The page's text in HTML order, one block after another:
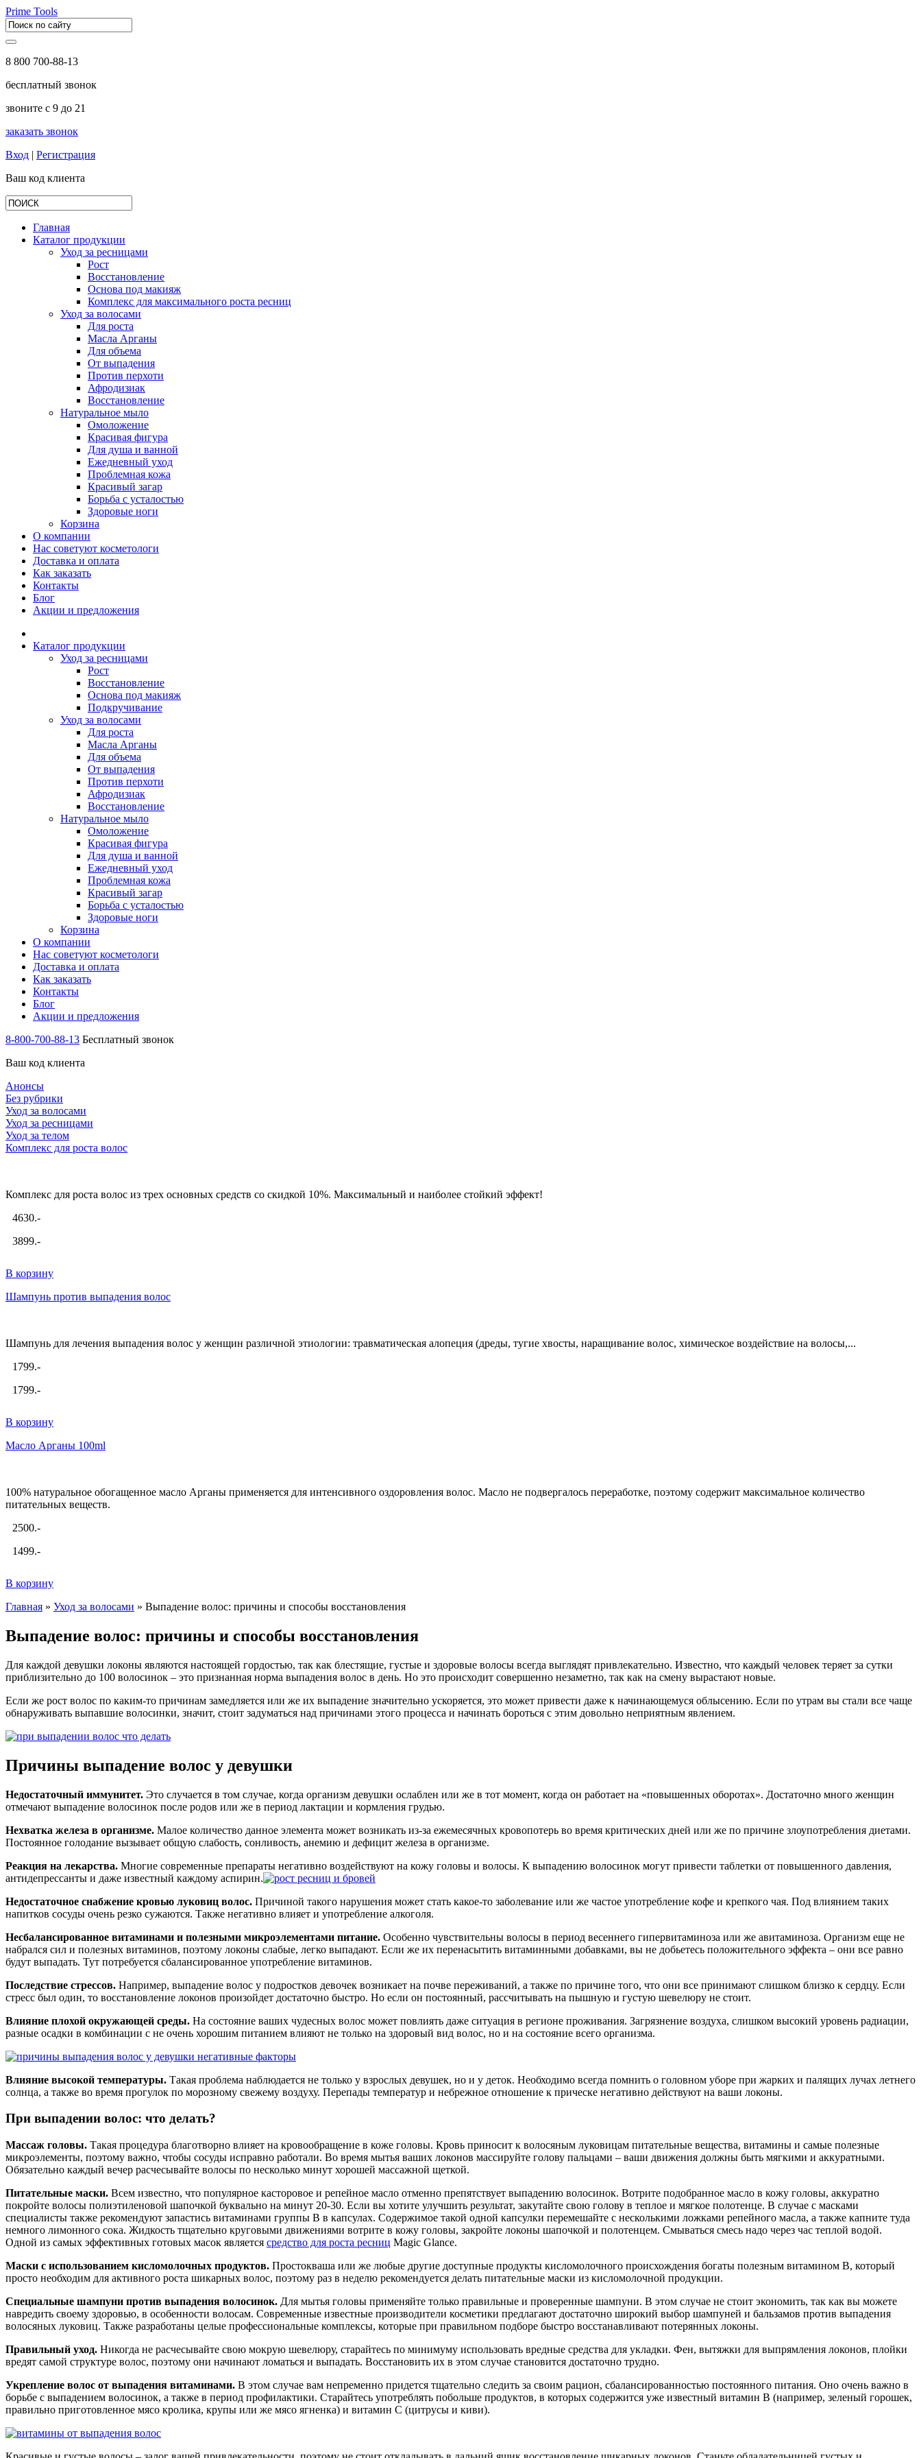
Prime Tools
8 800 700-88-13
бесплатный звонок
звоните с 9 до 21
заказать звонок
Вход | Регистрация
Ваш код клиента
Главная
Каталог продукции
Уход за ресницами
Рост
Восстановление
Основа под макияж
Комплекс для максимального роста ресниц
Уход за волосами
Для роста
Масла Арганы
Для объема
От выпадения
Против перхоти
Афродизиак
Восстановление
Натуральное мыло
Омоложение
Красивая фигура
Для душа и ванной
Ежедневный уход
Проблемная кожа
Красивый загар
Борьба с усталостью
Здоровые ноги
Корзина
О компании
Нас советуют косметологи
Доставка и оплата
Как заказать
Контакты
Блог
Акции и предложения
Каталог продукции
Уход за ресницами
Рост
Восстановление
Основа под макияж
Подкручивание
Уход за волосами
Для роста
Масла Арганы
Для объема
От выпадения
Против перхоти
Афродизиак
Восстановление
Натуральное мыло
Омоложение
Красивая фигура
Для душа и ванной
Ежедневный уход
Проблемная кожа
Красивый загар
Борьба с усталостью
Здоровые ноги
Корзина
О компании
Нас советуют косметологи
Доставка и оплата
Как заказать
Контакты
Блог
Акции и предложения
8-800-700-88-13 Бесплатный звонок
Ваш код клиента
Анонсы
Без рубрики
Уход за волосами
Уход за ресницами
Уход за телом
Комплекс для роста волос
Комплекс для роста волос из трех основных средств со скидкой 10%. Максимальный и наиболее стойкий эффект!
4630.-
3899.-
В корзину
Шампунь против выпадения волос
Шампунь для лечения выпадения волос у женщин различной этиологии: травматическая алопеция (дреды, тугие хвосты, наращивание волос, химическое воздействие на волосы,...
1799.-
1799.-
В корзину
Масло Арганы 100ml
100% натуральное обогащенное масло Арганы применяется для интенсивного оздоровления волос. Масло не подвергалось переработке, поэтому содержит максимальное количество
питательных веществ.
2500.-
1499.-
В корзину
Главная » Уход за волосами » Выпадение волос: причины и способы восстановления
Выпадение волос: причины и способы восстановления
Для каждой девушки локоны являются настоящей гордостью, так как блестящие, густые и здоровые волосы всегда выглядят привлекательно. Известно, что каждый человек теряет за сутки
приблизительно до 100 волосинок – это признанная норма выпадения волос в день. Но это происходит совершенно незаметно, так как на смену вырастают новые.
Если же рост волос по каким-то причинам замедляется или же их выпадение значительно ускоряется, это может привести даже к начинающемуся облысению. Если по утрам вы стали все чаще
обнаруживать выпавшие волосинки, значит, стоит задуматься над причинами этого процесса и начинать бороться с этим довольно неприятным явлением.
Причины выпадение волос у девушки
Недостаточный иммунитет. Это случается в том случае, когда организм девушки ослаблен или же в тот момент, когда он работает на «повышенных оборотах». Достаточно много женщин
отмечают выпадение волосинок после родов или же в период лактации и кормления грудью.
Нехватка железа в организме. Малое количество данное элемента может возникать из-за ежемесячных кровопотерь во время критических дней или же по причине злоупотребления диетами.
Постоянное голодание вызывает общую слабость, сонливость, анемию и дефицит железа в организме.
Реакция на лекарства. Многие современные препараты негативно воздействуют на кожу головы и волосы. К выпадению волосинок могут привести таблетки от повышенного давления,
антидепрессанты и даже известный каждому аспирин.
Недостаточное снабжение кровью луковиц волос. Причиной такого нарушения может стать какое-то заболевание или же частое употребление кофе и крепкого чая. Под влиянием таких
напитков сосуды очень резко сужаются. Также негативно влияет и употребление алкоголя.
Несбалансированное витаминами и полезными микроэлементами питание. Особенно чувствительны волосы в период весеннего гипервитаминоза или же авитаминоза. Организм еще не
набрался сил и полезных витаминов, поэтому локоны слабые, легко выпадают. Если же их перенасытить витаминными добавками, вы не добьетесь положительного эффекта – они все равно
будут выпадать. Тут потребуется сбалансированное употребление витаминов.
Последствие стрессов. Например, выпадение волос у подростков девочек возникает на почве переживаний, а также по причине того, что они все принимают слишком близко к сердцу. Если
стресс был один, то восстановление локонов произойдет достаточно быстро. Но если он постоянный, рассчитывать на пышную и густую шевелюру не стоит.
Влияние плохой окружающей среды. На состояние ваших чудесных волос может повлиять даже ситуация в регионе проживания. Загрязнение воздуха, слишком высокий уровень радиации,
разные осадки в комбинации с не очень хорошим питанием влияют не только на здоровый вид волос, но и на состояние всего организма.
Влияние высокой температуры. Такая проблема наблюдается не только у взрослых девушек, но и у деток. Необходимо всегда помнить о головном уборе при жарких и палящих лучах летнего
солнца, а также во время прогулок по морозному свежему воздуху. Перепады температур и небрежное отношение к прическе негативно действуют на ваши локоны.
При выпадении волос: что делать?
Массаж головы. Такая процедура благотворно влияет на кровообращение в коже головы. Кровь приносит к волосяным луковицам питательные вещества, витамины и самые полезные
микроэлементы, поэтому важно, чтобы сосуды исправно работали. Во время мытья ваших локонов массируйте голову пальцами – ваши движения должны быть мягкими и аккуратными.
Обязательно каждый вечер расчесывайте волосы по несколько минут хорошей массажной щеткой.
Питательные маски. Всем известно, что популярное касторовое и репейное масло отменно препятствует выпадению волосинок. Вотрите подобранное масло в кожу головы, аккуратно
покройте волосы полиэтиленовой шапочкой буквально на минут 20-30. Если вы хотите улучшить результат, закутайте свою голову в теплое и мягкое полотенце. В случае с масками
специалисты также рекомендуют запастись витаминами группы В в капсулах. Содержимое такой одной капсулки перемешайте с несколькими ложками репейного масла, а также капните туда
немного лимонного сока. Жидкость тщательно круговыми движениями вотрите в кожу головы, закройте локоны шапочкой и полотенцем. Смываться смесь надо через час теплой водой.
Одной из самых эффективных готовых масок является средство для роста ресниц Magic Glance.
Маски с использованием кисломолочных продуктов. Простокваша или же любые другие доступные продукты кисломолочного происхождения богаты полезным витамином В, который
просто необходим для активного роста шикарных волос, поэтому раз в неделю рекомендуется делать питательные маски из кисломолочной продукции.
Специальные шампуни против выпадения волосинок. Для мытья головы применяйте только правильные и проверенные шампуни. В этом случае не стоит экономить, так как вы можете
навредить своему здоровью, в особенности волосам. Современные известные производители косметики предлагают достаточно широкий выбор шампуней и бальзамов против выпадения
волосяных луковиц. Также разработаны целые профессиональные комплексы, которые при правильном подборе быстро восстанавливают потерянных локоны.
Правильный уход. Никогда не расчесывайте свою мокрую шевелюру, старайтесь по минимуму использовать вредные средства для укладки. Фен, вытяжки для выпрямления локонов, плойки
вредят самой структуре волос, поэтому они начинают ломаться и выпадать. Восстановить их в этом случае становится достаточно трудно.
Укрепление волос от выпадения витаминами. В этом случае вам непременно придется тщательно следить за своим рацион, сбалансированностью постоянного питания. Оно очень важно в
борьбе с выпадением волосинок, а также в период профилактики. Старайтесь употреблять побольше продуктов, в которых содержится уже известный витамин В (например, зеленый горошек,
правильно приготовленное мясо кролика, крупы или же мясо ягненка) и витамин С (цитрусы и киви).